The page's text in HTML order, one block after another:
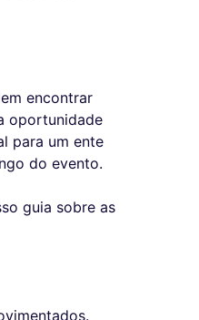
encontrar
oportunidade
para um ente
do evento.
guia sobre as